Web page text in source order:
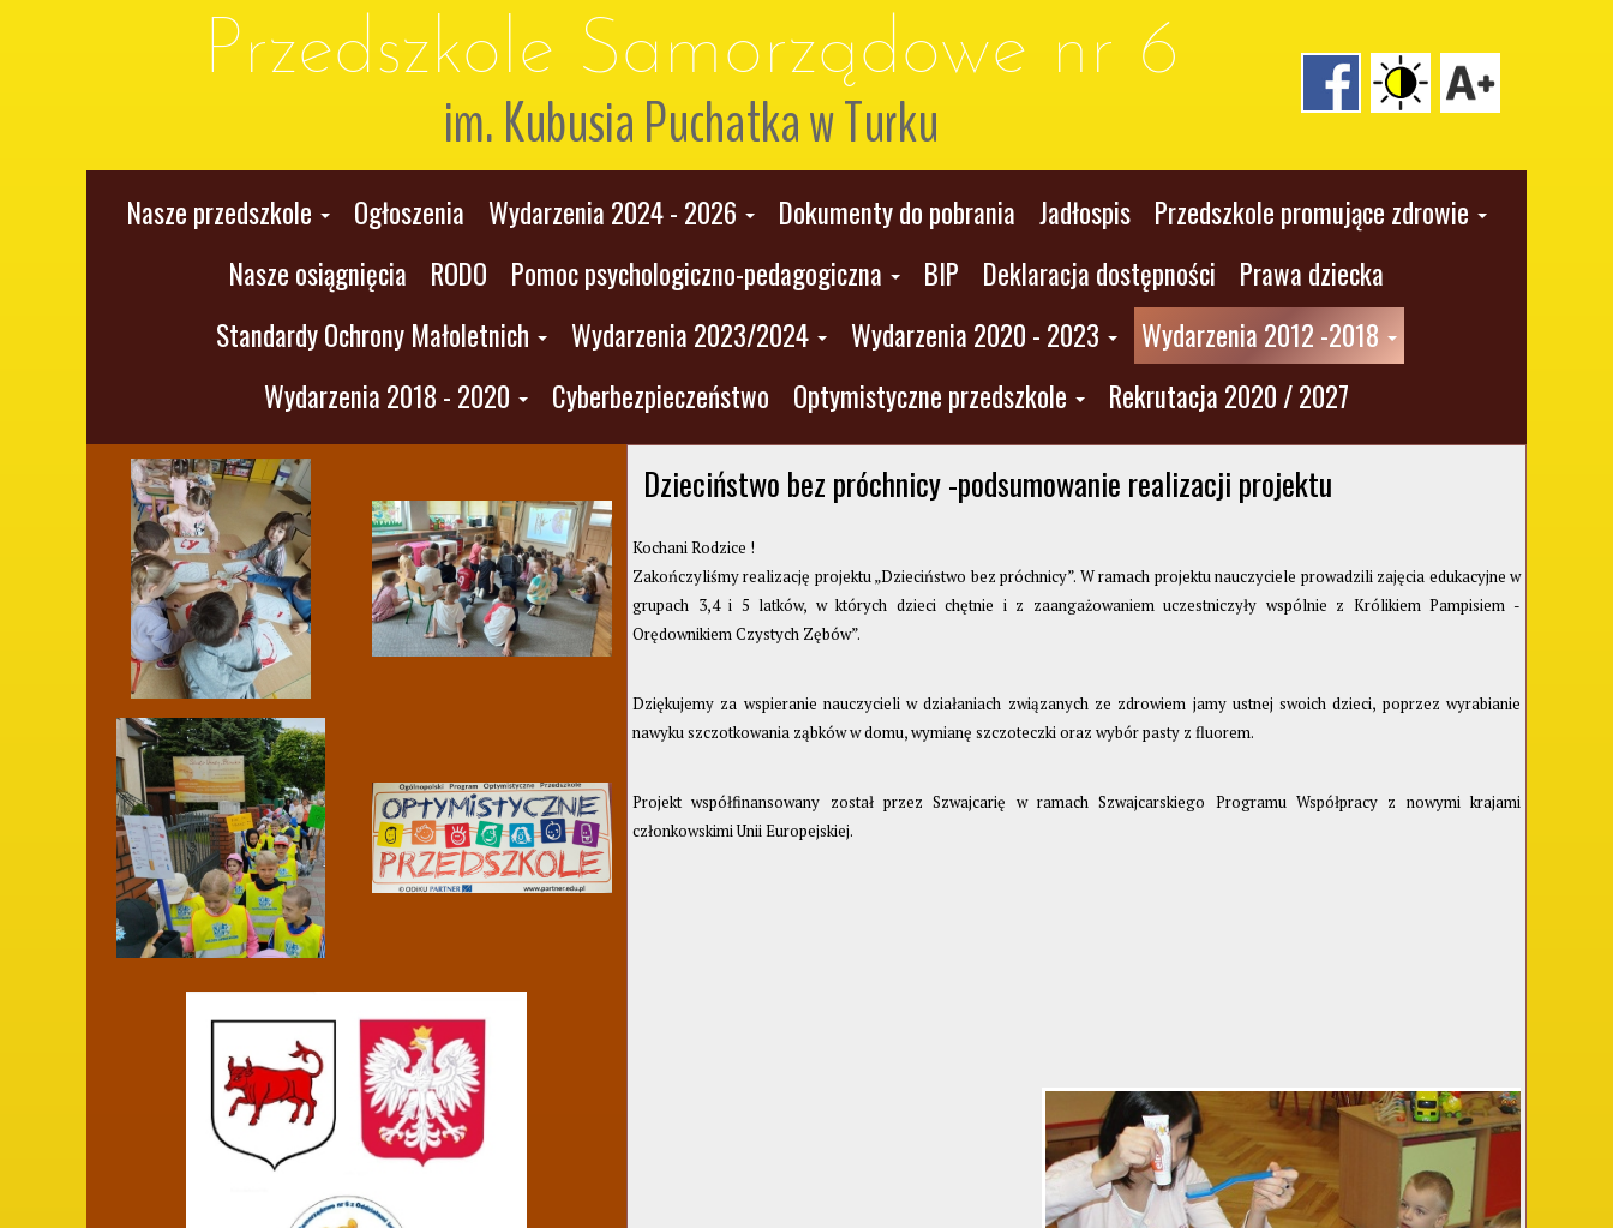
Przedszkole Samorządowe nr 6
im. Kubusia Puchatka w Turku
Nasze przedszkole Ogłoszenia Wydarzenia 2024 - 2026 Dokumenty do pobrania Jadłospis
Przedszkole promujące zdrowie
Nasze osiągnięcia
RODO Pomoc psychologiczno-pedagogiczna BIP Deklaracja dostępności
Prawa dziecka
Standardy Ochrony Małoletnich
Wydarzenia 2023/2024 Wydarzenia 2020 - 2023
Wydarzenia 2012 -2018
Wydarzenia 2018 - 2020
Cyberbezpieczeństwo Optymistyczne przedszkole Rekrutacja 2020 / 2027
Dzieciństwo bez próchnicy -podsumowanie realizacji projektu
Kochani Rodzice !
Zakończyliśmy realizację projektu „Dzieciństwo bez próchnicy”. W ramach projektu nauczyciele prowadzili zajęcia edukacyjne w
grupach 3,4 i 5 latków, w których dzieci chętnie i z zaangażowaniem uczestniczyły wspólnie z Królikiem Pampisiem -
Orędownikiem Czystych Zębów”.
Dziękujemy za wspieranie nauczycieli w działaniach związanych ze zdrowiem jamy ustnej swoich dzieci, poprzez wyrabianie
nawyku szczotkowania ząbków w domu, wymianę szczoteczki oraz wybór pasty z fluorem.
Projekt współfinansowany został przez Szwajcarię w ramach Szwajcarskiego Programu Współpracy z nowymi krajami
członkowskimi Unii Europejskiej.